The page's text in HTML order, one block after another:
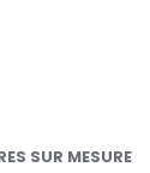
SUR MESURE